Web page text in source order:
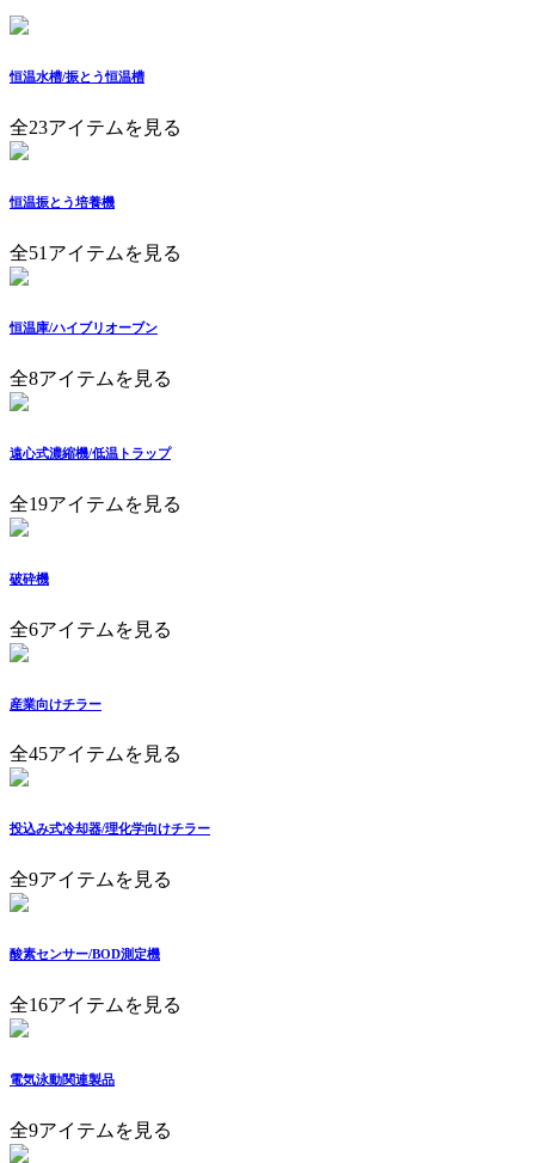
恒温水槽/振とう恒温槽
全23アイテムを見る
恒温振とう培養機
全51アイテムを見る
恒温庫/ハイブリオーブン
全8アイテムを見る
遠心式濃縮機/低温トラップ
全19アイテムを見る
破砕機
全6アイテムを見る
産業向けチラー
全45アイテムを見る
投込み式冷却器/理化学向けチラー
全9アイテムを見る
酸素センサー/BOD測定機
全16アイテムを見る
電気泳動関連製品
全9アイテムを見る